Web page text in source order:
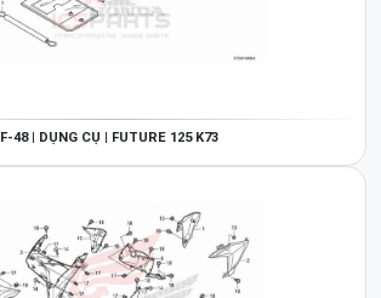
F-48 | DỤNG CỤ | FUTURE 125 K73